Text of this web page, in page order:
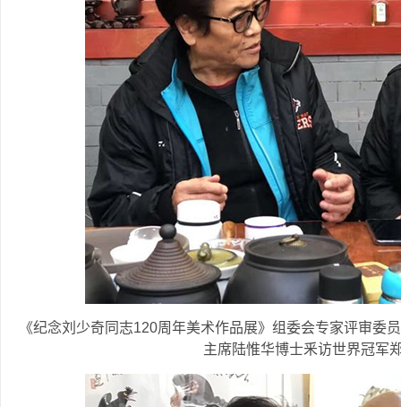
《纪念刘少奇同志120周年美术作品展》组委会专家评审委
主席陆惟华博士釆访世界冠军